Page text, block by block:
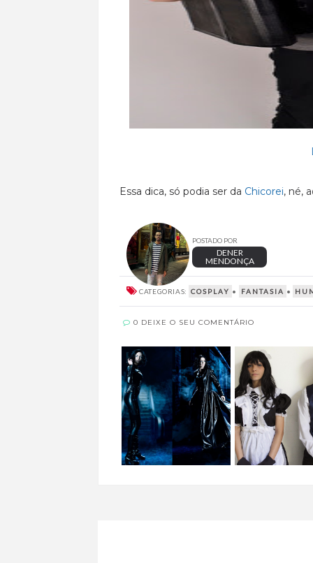
Essa dica, só podia ser da Chicorei, né,
POSTADO POR
DENER
MENDONÇA
CATEGORIAS: COSPLAY • FANTASIA •
0 DEIXE O SEU COMENTÁRIO